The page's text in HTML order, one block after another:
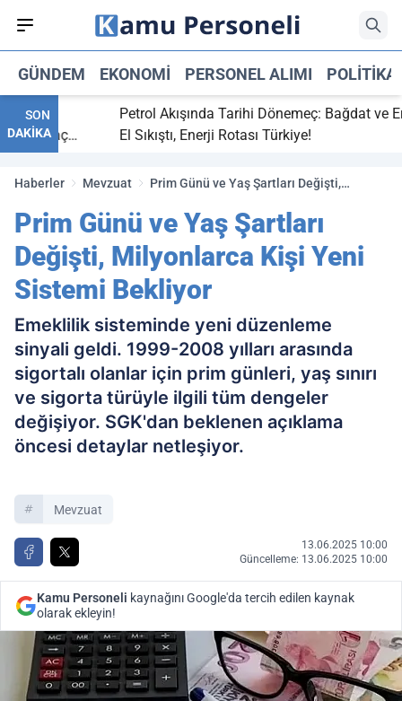
GÜNDEM EKONOMI PERSONEL ALIMI POLITIKA
SON
DAKİKA
maç
Petrol Akışında Tarihi Dönemeç: Bağdat ve Erbil
El Sıkıştı, Enerji Rotası Türkiye!
Haberler Mevzuat
Prim Günü ve Yaş Şartları Değişti,
Prim Günü ve Yaş Şartları
Değişti, Milyonlarca Kişi Yeni
Sistemi Bekliyor
Emeklilik sisteminde yeni düzenleme
sinyali geldi. 1999-2008 yılları arasında
sigortalı olanlar için prim günleri, yaş sınırı
ve sigorta türüyle ilgili tüm dengeler
değişiyor. SGK'dan beklenen açıklama
öncesi detaylar netleşiyor.
Mevzuat
13.06.2025 10:00
Güncelleme: 13.06.2025 10:00
Kamu Personeli kaynağını Google'da tercih edilen kaynak
olarak ekleyin!